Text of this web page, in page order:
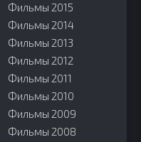
Фильмы 2015
Фильмы 2014
Фильмы 2013
Фильмы 2012
Фильмы 2011
Фильмы 2010
Фильмы 2009
Фильмы 2008